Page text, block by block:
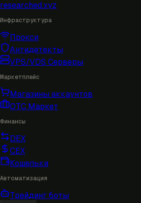
researched.xyz
Инфраструктура
Прокси
Антидетекты
VPS/VDS Серверы
Маркетплейс
Магазины аккаунтов
OTC Маркет
Финансы
DEX
CEX
Кошельки
Автоматизация
Трейдинг боты